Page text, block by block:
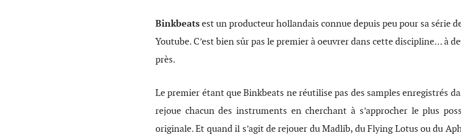
Binkbeatsest un producteur hollandais connue depuis peu pour sa série
Youtube. C’est bien sûr pas le premier à oeuvrer dans cette discipline… à
près.
Le premier étant que Binkbeats ne réutilise pas des samples enregistrés
rejoue chacun des instruments en cherchant à s’approcher le plus
originale. Et quand il s’agit de rejouer du Madlib, du Flying Lotus ou du